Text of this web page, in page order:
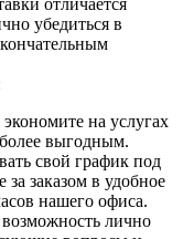
убедиться в
на услугах
выгодным.
свой график под
заказом в удобное
нашего офиса.
лично